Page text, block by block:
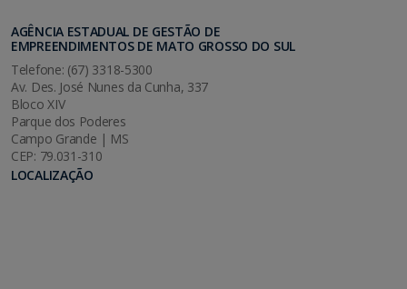
AGÊNCIA ESTADUAL DE GESTÃO DE
EMPREENDIMENTOS DE MATO GROSSO DO SUL
Telefone: (67) 3318-5300
Av. Des. José Nunes da Cunha, 337
Bloco XIV
Parque dos Poderes
Campo Grande | MS
CEP: 79.031-310
LOCALIZAÇÃO